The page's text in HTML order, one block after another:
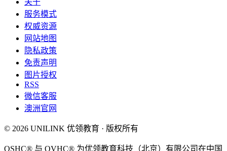
关于
服务模式
权威资源
网站地图
隐私政策
免责声明
图片授权
RSS
微信客服
澳洲官网
© 2026 UNILINK 优领教育 · 版权所有
OSHC® 与 OVHC® 为优领教育科技（北京）有限公司在中国